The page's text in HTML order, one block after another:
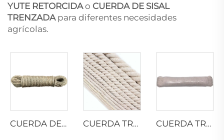
YUTE RETORCIDAo CUERDA DE SISAL
TRENZADA para diferentes necesidades
agrícolas.
CUERDA DE SISAL TRENZADA CUERDA TRENZADA DE ALGODÓN CUERDA TRENZADA DE ALGODÓN